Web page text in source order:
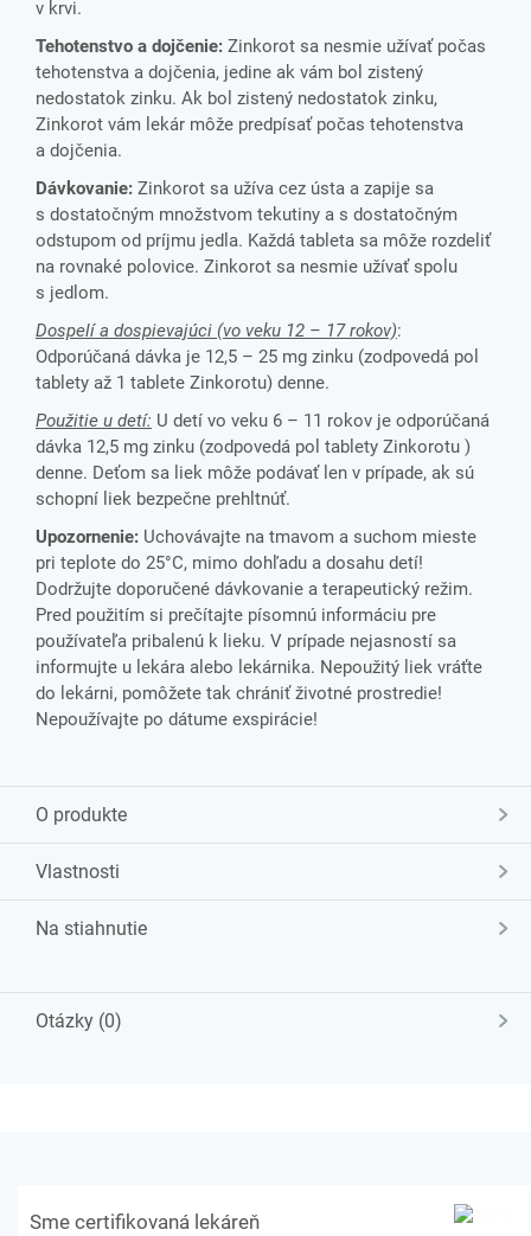
v krvi.
Tehotenstvo a dojčenie: Zinkorot sa nesmie užívať počas
tehotenstva a dojčenia, jedine ak vám bol zistený
nedostatok zinku. Ak bol zistený nedostatok zinku,
Zinkorot vám lekár môže predpísať počas tehotenstva
a dojčenia.
Dávkovanie: Zinkorot sa užíva cez ústa a zapije sa
s dostatočným množstvom tekutiny a s dostatočným
odstupom od príjmu jedla. Každá tableta sa môže rozdeliť
na rovnaké polovice. Zinkorot sa nesmie užívať spolu
s jedlom.
Dospelí a dospievajúci (vo veku 12 – 17 rokov):
Odporúčaná dávka je 12,5 – 25 mg zinku (zodpovedá pol
tablety až 1 tablete Zinkorotu) denne.
Použitie u detí: U detí vo veku 6 – 11 rokov je odporúčaná
dávka 12,5 mg zinku (zodpovedá pol tablety Zinkorotu )
denne. Deťom sa liek môže podávať len v prípade, ak sú
schopní liek bezpečne prehltnúť.
Upozornenie: Uchovávajte na tmavom a suchom mieste
pri teplote do 25°C, mimo dohľadu a dosahu detí!
Dodržujte doporučené dávkovanie a terapeutický režim.
Pred použitím si prečítajte písomnú informáciu pre
používateľa pribalenú k lieku. V prípade nejasností sa
informujte u lekára alebo lekárnika. Nepoužitý liek vráťte
do lekárni, pomôžete tak chrániť životné prostredie!
Nepoužívajte po dátume exspirácie!
O produkte
Vlastnosti
Na stiahnutie
Otázky (0)
Sme certifikovaná lekáreň